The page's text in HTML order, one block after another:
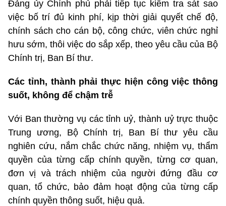
Đảng ủy Chính phủ phải tiếp tục kiểm tra sát sao
việc bố trí đủ kinh phí, kịp thời giải quyết chế độ,
chính sách cho cán bộ, công chức, viên chức nghỉ
hưu sớm, thôi việc do sắp xếp, theo yêu cầu của Bộ
Chính trị, Ban Bí thư.
Các tỉnh, thành phải thực hiện công việc thông
suốt, không để chậm trễ
Với Ban thường vụ các tỉnh uỷ, thành uỷ trực thuộc
Trung ương, Bộ Chính trị, Ban Bí thư yêu cầu
nghiên cứu, nắm chắc chức năng, nhiệm vụ, thẩm
quyền của từng cấp chính quyền, từng cơ quan,
đơn vị và trách nhiệm của người đứng đầu cơ
quan, tổ chức, bảo đảm hoạt động của từng cấp
chính quyền thông suốt, hiệu quả.